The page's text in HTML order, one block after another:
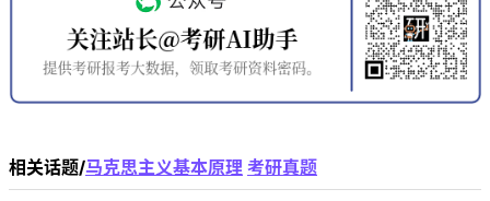
相关话题/马克思主义基本原理 考研真题